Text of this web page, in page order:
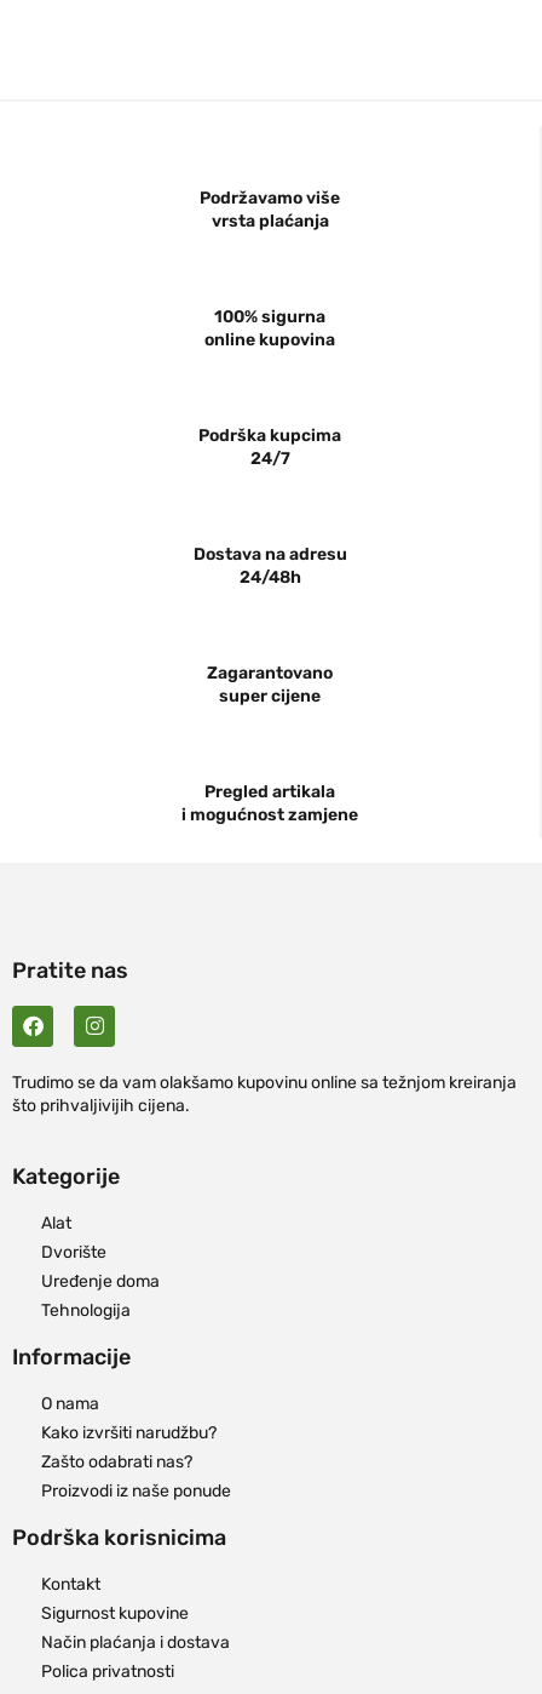
Podržavamo više
vrsta plaćanja
100% sigurna
online kupovina
Podrška kupcima
24/7
Dostava na adresu
24/48h
Zagarantovano
super cijene
Pregled artikala
i mogućnost zamjene
Pratite nas
Trudimo se da vam olakšamo kupovinu online sa težnjom kreiranja
što prihvaljivijih cijena.
Kategorije
Alat
Dvorište
Uređenje doma
Tehnologija
Informacije
O nama
Kako izvršiti narudžbu?
Zašto odabrati nas?
Proizvodi iz naše ponude
Podrška korisnicima
Kontakt
Sigurnost kupovine
Način plaćanja i dostava
Polica privatnosti